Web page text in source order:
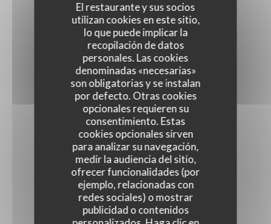
El restaurante y sus socios
utilizan cookies en este sitio,
lo que puede implicar la
recopilación de datos
personales. Las cookies
denominadas «necesarias»
son obligatorias y se instalan
por defecto. Otras cookies
opcionales requieren su
consentimiento. Estas
cookies opcionales sirven
para analizar su navegación,
medir la audiencia del sitio,
ofrecer funcionalidades (por
ejemplo, relacionadas con
redes sociales) o mostrar
publicidad o contenidos